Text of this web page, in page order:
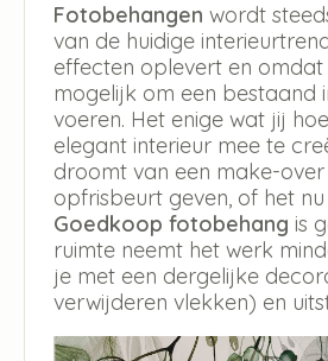
Fotobehangen wordt
van de huidige
effecten oplevert en omdat
mogelijk om een bestaand
voeren. Het enige wat jij
elegant interieur mee te
droomt van een make-
opfrisbeurt geven, of het
Goedkoop fotobehang is
ruimte neemt het werk
je met een dergelijke
verwijderen vlekken) en